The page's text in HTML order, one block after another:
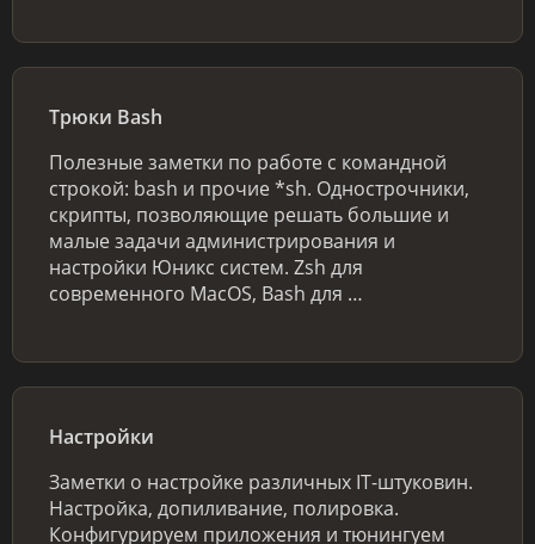
Трюки Bash
Полезные заметки по работе с командной
строкой: bash и прочие *sh. Однострочники,
скрипты, позволяющие решать большие и
малые задачи администрирования и
настройки Юникс систем. Zsh для
современного MacOS, Bash для …
Настройки
Заметки о настройке различных IT-штуковин.
Настройка, допиливание, полировка.
Конфигурируем приложения и тюнингуем